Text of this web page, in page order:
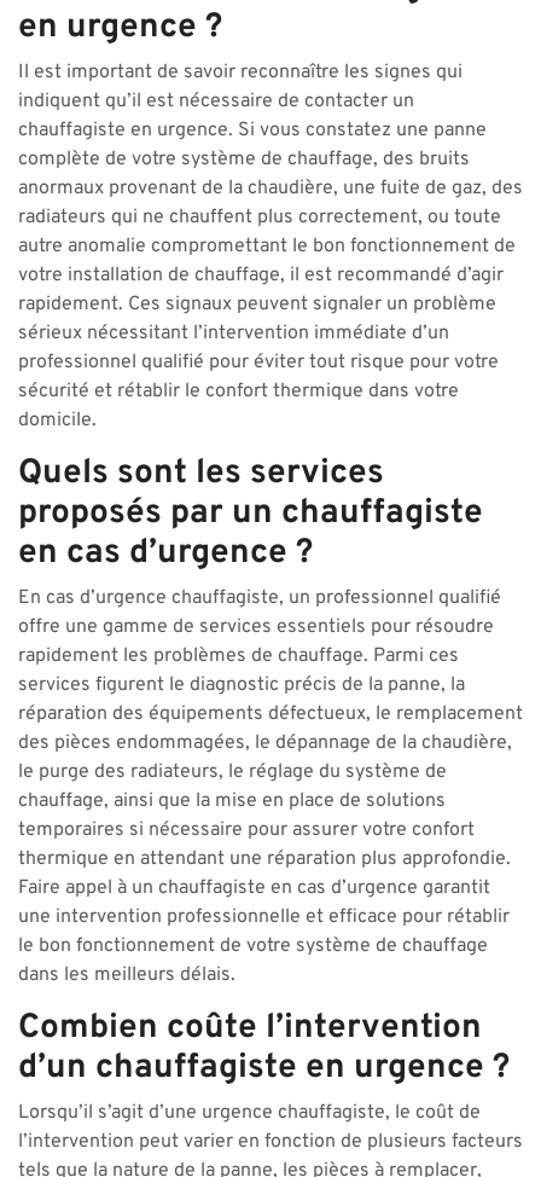
en urgence ?
Il est important de savoir reconnaître les signes qui
indiquent qu’il est nécessaire de contacter un
chauffagiste en urgence. Si vous constatez une panne
complète de votre système de chauffage, des bruits
anormaux provenant de la chaudière, une fuite de gaz, des
radiateurs qui ne chauffent plus correctement, ou toute
autre anomalie compromettant le bon fonctionnement de
votre installation de chauffage, il est recommandé d’agir
rapidement. Ces signaux peuvent signaler un problème
sérieux nécessitant l’intervention immédiate d’un
professionnel qualifié pour éviter tout risque pour votre
sécurité et rétablir le confort thermique dans votre
domicile.
Quels sont les services
proposés par un chauffagiste
en cas d’urgence ?
En cas d’urgence chauffagiste, un professionnel qualifié
offre une gamme de services essentiels pour résoudre
rapidement les problèmes de chauffage. Parmi ces
services figurent le diagnostic précis de la panne, la
réparation des équipements défectueux, le remplacement
des pièces endommagées, le dépannage de la chaudière,
le purge des radiateurs, le réglage du système de
chauffage, ainsi que la mise en place de solutions
temporaires si nécessaire pour assurer votre confort
thermique en attendant une réparation plus approfondie.
Faire appel à un chauffagiste en cas d’urgence garantit
une intervention professionnelle et efficace pour rétablir
le bon fonctionnement de votre système de chauffage
dans les meilleurs délais.
Combien coûte l’intervention
d’un chauffagiste en urgence ?
Lorsqu’il s’agit d’une urgence chauffagiste, le coût de
l’intervention peut varier en fonction de plusieurs facteurs
tels que la nature de la panne, les pièces à remplacer,